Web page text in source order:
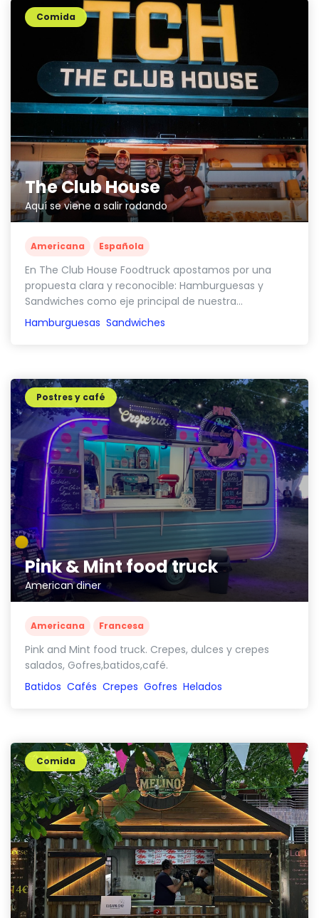
The Club House
Aquí se viene a salir rodando
Comida
Americana Española
En The Club House Foodtruck apostamos por una
propuesta clara y reconocible: Hamburguesas y
Sandwiches como eje principal de nuestra...
Hamburguesas Sandwiches
Pink & Mint food truck
American diner
Postres y café
Americana Francesa
Pink and Mint food truck. Crepes, dulces y crepes
salados, Gofres,batidos,café.
Batidos Cafés Crepes Gofres Helados
Comida